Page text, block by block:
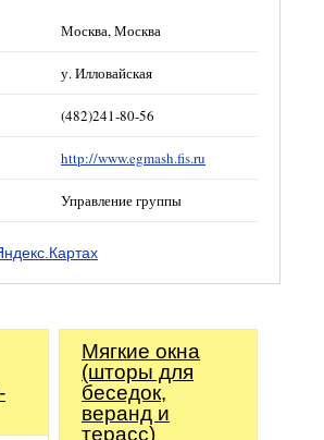
Москва, Москва
у. Илловайская
(482)241-80-56
http://www.egmash.fis.ru
Управление группы
Мягкие окна
(шторы для
беседок,
веранд и
терасс)